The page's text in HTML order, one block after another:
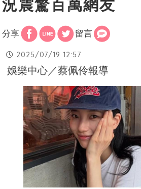
況震驚百萬網友
分享 留言
2025/07/19 12:57
娛樂中心／蔡佩伶報導